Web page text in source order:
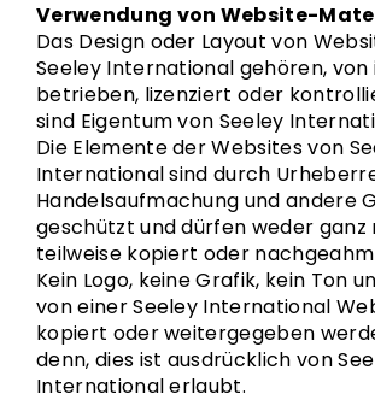
Verwendung von Website-
Das Design oder Layout von
Seeley International gehören, von
betrieben, lizenziert oder
sind Eigentum von Seeley
Die Elemente der Websites von
International sind durch
Handelsaufmachung und andere
geschützt und dürfen weder ganz
teilweise kopiert oder
Kein Logo, keine Grafik, kein Ton
von einer Seeley International
kopiert oder weitergegeben
denn, dies ist ausdrücklich von
International erlaubt.